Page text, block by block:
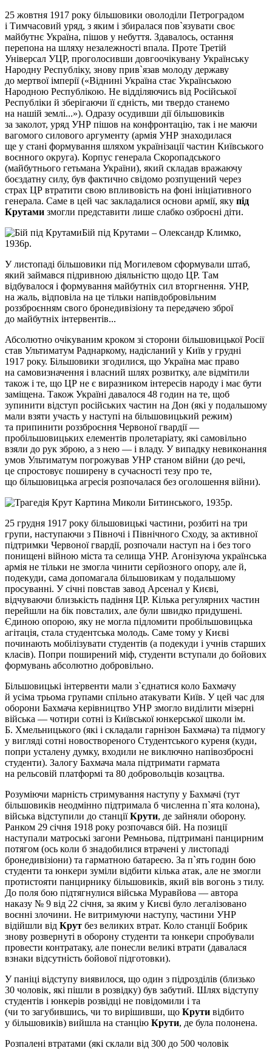
25 жовтня 1917 року більшовики оволоділи Петроградом
і Тимчасовий уряд, з яким і збиралася пов`язувати своє
майбутнє Україна, пішов у небуття. Здавалось, остання
перепона на шляху незалежності впала. Проте Третій
Універсал УЦР, проголосивши довгоочікувану Українську
Народну Республіку, знову прив`язав молоду державу
до мертвої імперії («Віднині Україна стає Українською
Народною Республікою. Не відділяючись від Російської
Республіки й зберігаючи її єдність, ми твердо станемо
на нашій землі...»). Одразу осудивши дії більшовиків
за заколот, уряд УНР пішов на конфронтацію, так і не маючи
вагомого силового аргументу (армія УНР знаходилася
ще у стані формування шляхом українізації частин Київського
воєнного округа). Корпус генерала Скоропадського
(майбутнього гетьмана України), який складав вражаючу
боєздатну силу, був фактично свідомо розпущений через
страх ЦР втратити свою впливовість на фоні ініціативного
генерала. Саме в цей час закладалися основи армії, яку під
Крутами змогли представити лише слабко озброєні діти.
Бій під Крутами – Олександр Климко,
1936р.
У листопаді більшовики під Могилевом сформували штаб,
який займався підривною діяльністю щодо ЦР. Там
відбувалося і формування майбутніх сил вторгнення. УНР,
на жаль, відповіла на це тільки напівдобровільним
роззброєнням свого бронедивізіону та передачею зброї
до майбутніх інтервентів...
Абсолютно очікуваним кроком зі сторони більшовицької Росії
став Ультиматум Раднаркому, надісланий у Київ у грудні
1917 року. Більшовики згодилися, що Україна має право
на самовизначення і власний шлях розвитку, але відмітили
також і те, що ЦР не є виразником інтересів народу і має бути
заміщена. Також Україні давалося 48 годин на те, щоб
зупинити відступ російських частин на Дон (які у подальшому
мали взяти участь у наступі на більшовицький режим)
та припинити роззброєння Червоної гвардії —
пробільшовицьких елементів пролетаріату, які самовільно
взяли до рук зброю, а з нею — і владу. У випадку невиконання
умов Ультиматум погрожував УНР станом війни (до речі,
це спростовує поширену в сучасності тезу про те,
що більшовицька агресія розпочалася без оголошення війни).
Картина Миколи Битинського, 1935р.
25 грудня 1917 року більшовицькі частини, розбиті на три
групи, наступаючи з Півночі і Північного Сходу, за активної
підтримки Червоної гвардії, розпочали наступ на і без того
понищені війною міста та селища УНР. Агонізуюча українська
армія не тільки не змогла чинити серйозного опору, але й,
подекуди, сама допомагала більшовикам у подальшому
просуванні. У січні повстав завод Арсенал у Києві,
відчуваючи близькість падіння ЦР. Кілька регулярних частин
перейшли на бік повсталих, але були швидко придушені.
Єдиною опорою, яку не могла підломити пробільшовицька
агітація, стала студентська молодь. Саме тому у Києві
починають мобілізувати студентів (а подекуди і учнів старших
класів). Попри поширений міф, студенти вступали до бойових
формувань абсолютно добровільно.
Більшовицькі інтервенти мали з`єднатися коло Бахмачу
й усіма трьома групами спільно атакувати Київ. У цей час для
оборони Бахмача керівництво УНР змогло виділити мізерні
війська — чотири сотні із Київської юнкерської школи ім.
Б. Хмельницького (які і складали гарнізон Бахмача) та підмогу
у вигляді сотні новоствореного Студентського куреня (куди,
попри усталену думку, входили не виключно напівозброєні
студенти). Залогу Бахмача мала підтримати гармата
на рельсовій платформі та 80 добровольців козацтва.
Розуміючи марність стримування наступу у Бахмачі (тут
більшовиків неодмінно підтримала б численна п`ята колона),
війська відступили до станціїКрути, де зайняли оборону.
Ранком 29 січня 1918 року розпочався бій. На позиції
наступали матроські загони Ремньова, підтримані панцирним
потягом (ось коли б знадобилися втрачені у листопаді
бронедивізіони) та гарматною батареєю. За п`ять годин бою
студенти та юнкери зуміли відбити кілька атак, але не змогли
протистояти панцирнику більшовиків, який вів вогонь з тилу.
До поля бою підтягнулися війська Муравйова — автора
наказу № 9 від 22 січня, за яким у Києві було легалізовано
воєнні злочини. Не витримуючи наступу, частини УНР
відійшли від Крут без великих втрат. Коло станції Бобрик
знову розвернуті в оборону студенти та юнкери спробували
провести контратаку, але понесли великі втрати (давалася
взнаки відсутність бойової підготовки).
У паніці відступу виявилося, що один з підрозділів (близько
30 чоловік, які пішли в розвідку) був забутий. Шлях відступу
студентів і юнкерів розвідці не повідомили і та
(чи то загубившись, чи то вирішивши, що Крути відбито
у більшовиків) вийшла на станцію Крути, де була полонена.
Розпалені втратами (які склали від 300 до 500 чоловік